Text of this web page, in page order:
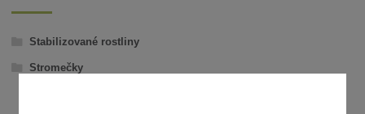
Stabilizované rostliny
Stromečky